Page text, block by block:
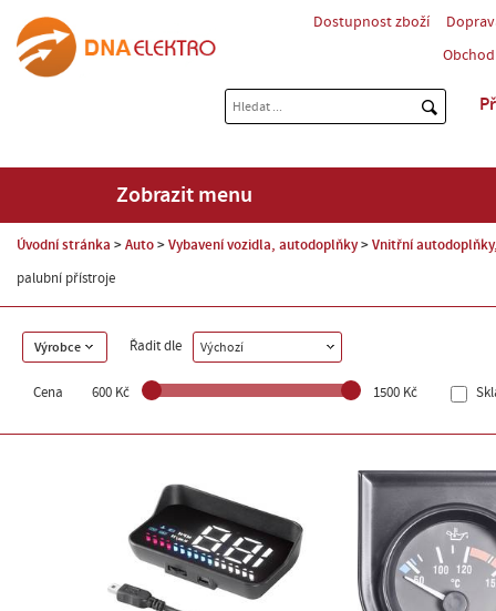
Dostupnost zboží
Zobrazit menu
Úvodní stránka Auto Vybavení vozidla, autodoplňky Vnitřní
palubní přístroje
Výrobce Řadit dle Výchozí
Cena 600 Kč 1500 Kč